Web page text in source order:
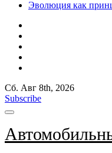
Эволюция как
Сб. Авг 8th, 2026
Subscribe